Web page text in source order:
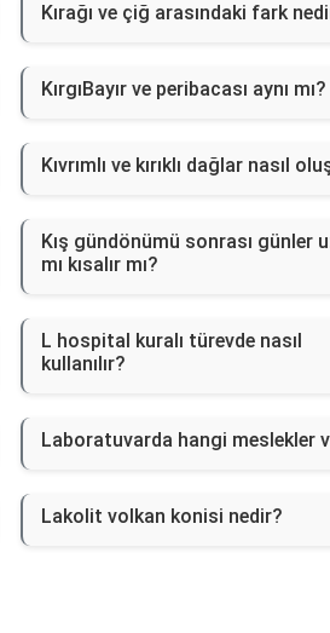
Kırağı ve çiğ arasındaki fark
KırgıBayır ve peribacası aynı mı?
Kıvrımlı ve kırıklı dağlar nasıl
Kış gündönümü sonrası günler
mı kısalır mı?
L hospital kuralı türevde nasıl
kullanılır?
Laboratuvarda hangi meslekler
Lakolit volkan konisi nedir?